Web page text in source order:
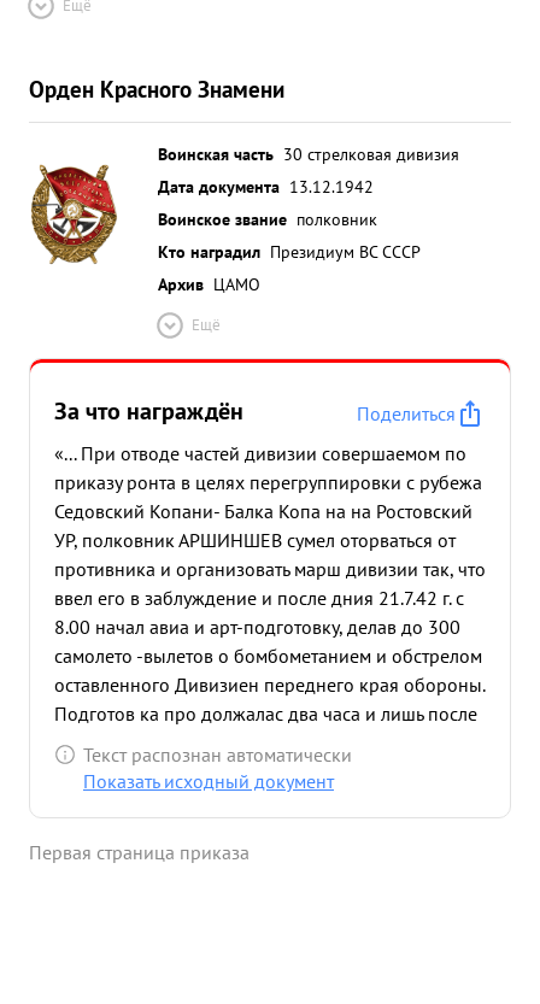
Ещё
Орден Красного Знамени
Воинская часть 30 стрелковая дивизия
Дата документа 13.12.1942
Воинское звание полковник
Кто наградил Президиум ВС СССР
Архив ЦАМО
Ещё
За что награждён
Поделиться
«... При отводе частей дивизии совершаемом по
приказу ронта в целях перегруппировки с рубежа
Седовский Копани- Балка Копа на на Ростовский
УР, полковник АРШИНШЕВ сумел оторваться от
противника и организовать марш дивизии так, что
ввел его в заблуждение и после дния 21.7.42 г. с
8.00 начал авиа и арт-подготовку, делав до 300
самолето -вылетов о бомбометанием и обстрелом
оставленного Дивизиен переднего края обороны.
Подготов ка про должалас два часа и лишь после
этого танки и мото пехота противника пошли в
атаку на тыкаясь на минные и минно-сюрпризные
раз пытался ата ковать пере дний края обороны
Текст распознан автоматически
Показать исходный документ
Первая страница приказа